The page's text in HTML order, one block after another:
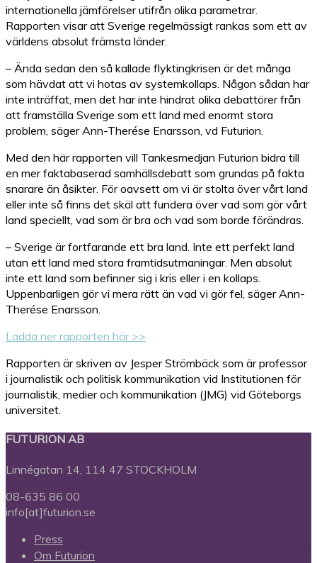
internationella jämförelser utifrån olika parametrar.
Rapporten visar att Sverige regelmässigt rankas som ett av
världens absolut främsta länder.
– Ända sedan den så kallade flyktingkrisen är det många
som hävdat att vi hotas av systemkollaps. Någon sådan har
inte inträffat, men det har inte hindrat olika debattörer från
att framställa Sverige som ett land med enormt stora
problem, säger Ann-Therése Enarsson, vd Futurion.
Med den här rapporten vill Tankesmedjan Futurion bidra till
en mer faktabaserad samhällsdebatt som grundas på fakta
snarare än åsikter. För oavsett om vi är stolta över vårt land
eller inte så finns det skäl att fundera över vad som gör vårt
land speciellt, vad som är bra och vad som borde förändras.
– Sverige är fortfarande ett bra land. Inte ett perfekt land
utan ett land med stora framtidsutmaningar. Men absolut
inte ett land som befinner sig i kris eller i en kollaps.
Uppenbarligen gör vi mera rätt än vad vi gör fel, säger Ann-
Therése Enarsson.
Ladda ner rapporten här >>
Rapporten är skriven av Jesper Strömbäck som är professor
i journalistik och politisk kommunikation vid Institutionen för
journalistik, medier och kommunikation (JMG) vid Göteborgs
universitet.
FUTURION AB
Linnégatan 14, 114 47 STOCKHOLM
08-635 86 00
info[at]futurion.se
Press
Om Futurion